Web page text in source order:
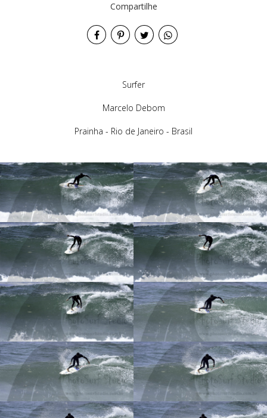
Compartilhe
Surfer
Marcelo Debom
Prainha - Rio de Janeiro - Brasil